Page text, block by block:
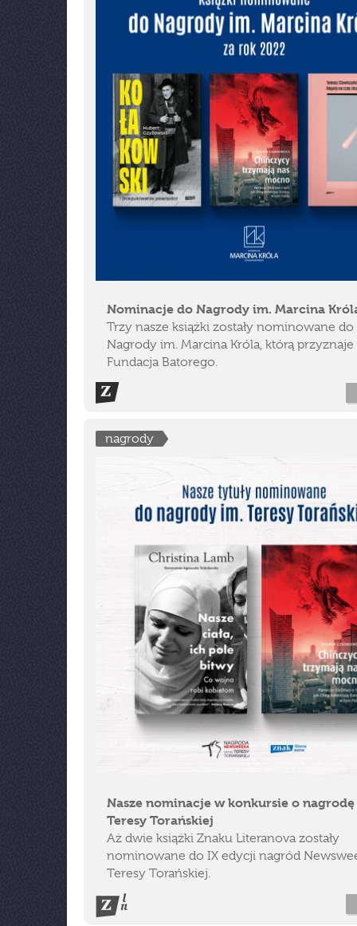
Nominacje do Nagrody im. Marcina
Trzy nasze książki zostały nominowane do
Nagrody im. Marcina Króla, którą przyznaje
Fundacja Batorego.
nagrody
Nasze nominacje w konkursie o
Teresy Torańskiej
Aż dwie książki Znaku Literanova zostały
nominowane do IX edycji nagród
Teresy Torańskiej.